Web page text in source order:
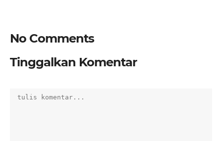
No Comments
Tinggalkan Komentar